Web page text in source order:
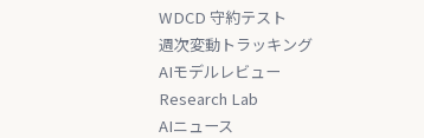
WDCD 守約テスト
週次変動トラッキング
AIモデルレビュー
Research Lab
AIニュース